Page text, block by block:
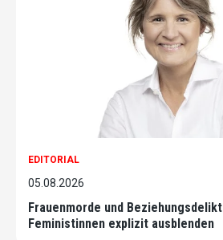
EDITORIAL
05.08.2026
Frauenmorde und
Feministinnen explizit ausblenden